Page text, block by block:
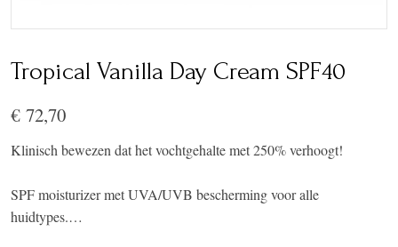
Tropical Vanilla Day Cream SPF40
€ 72,70
Klinisch bewezen dat het vochtgehalte met 250% verhoogt!
SPF moisturizer met UVA/UVB bescherming voor alle
huidtypes.